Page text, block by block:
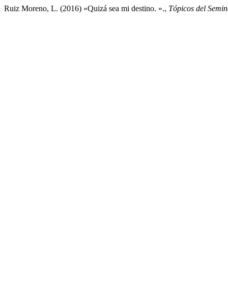
Ruiz Moreno, L. (2016) «Quizá sea mi destino. »., Tópicos del